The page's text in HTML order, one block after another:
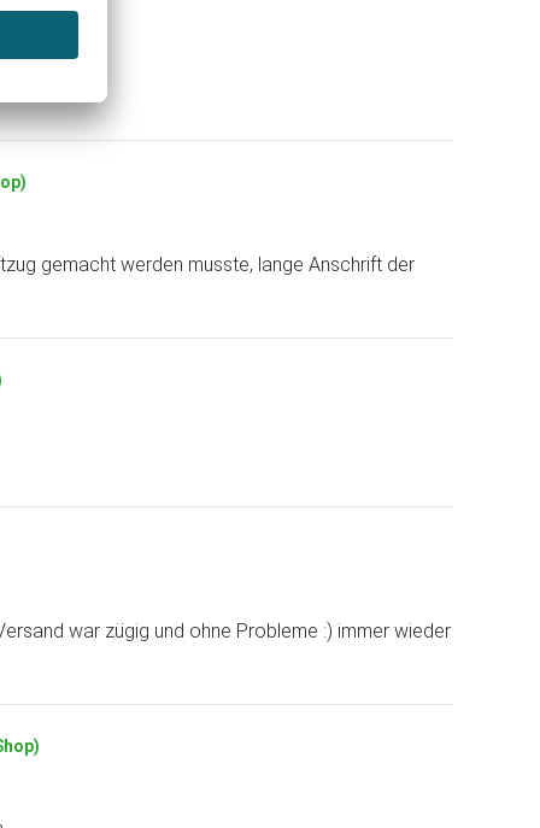
gemacht werden musste, lange Anschrift der
war zügig und ohne Probleme :) immer wieder